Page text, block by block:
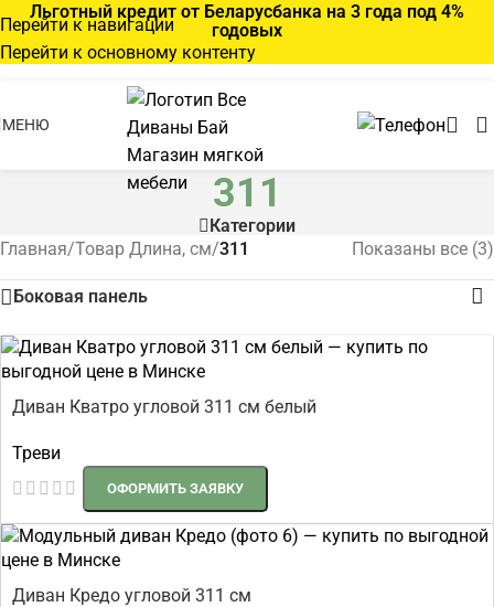
Перейти к навигации
Перейти к основному контенту
Льготный кредит от Беларусбанка на 3 года под 4%
годовых
МЕНЮ
311
Категории
Главная/Товар Длина, см/311 Показаны все (3)
Боковая панель
Диван Кватро угловой 311 см белый
Треви
ОФОРМИТЬ ЗАЯВКУ
Диван Кредо угловой 311 см